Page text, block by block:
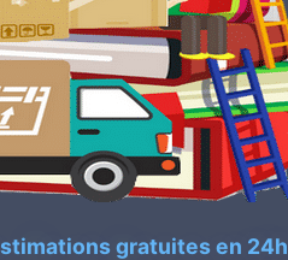
gratuites en 24h